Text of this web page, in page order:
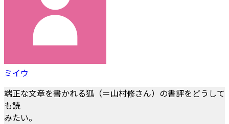
ミイウ
端正な文章を書かれる狐（＝山村修さん）の書評をどうして
も読
みたい。